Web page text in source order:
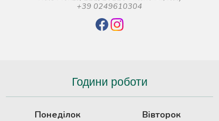
+39 0249610304
Години роботи
Понеділок
Вівторок